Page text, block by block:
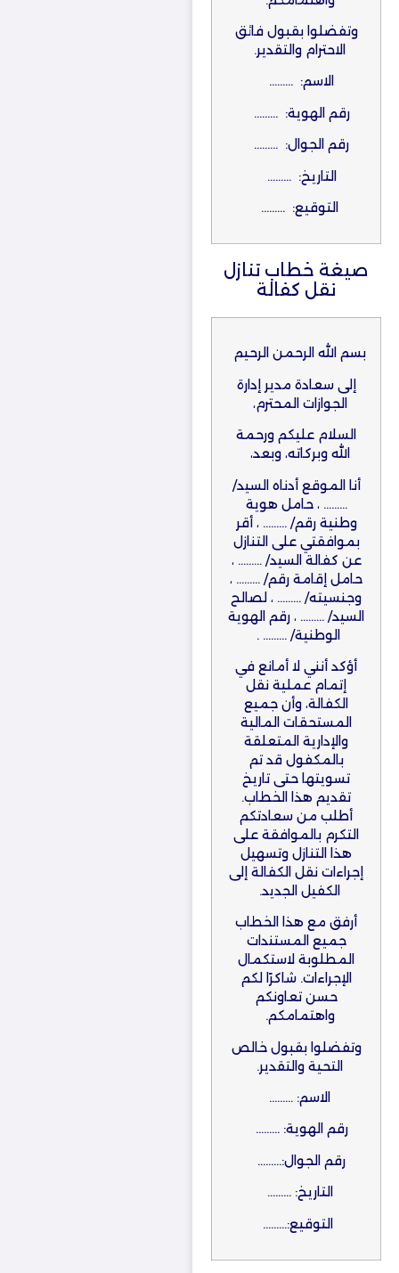
وتفضلوا بقبول فائق
الاحترام والتقدير.
الاسم: ………
رقم الهوية: ………
رقم الجوال: ………
التاريخ: ………
التوقيع: ………
صيغة خطاب تنازل
نقل كفالة
بسم الله الرحمن الرحيم
إلى سعادة مدير إدارة
الجوازات المحترم،
السلام عليكم ورحمة
الله وبركاته، وبعد،
أنا الموقع أدناه السيد/
……… ، حامل هوية
وطنية رقم/ ……… ، أقر
بموافقتي على التنازل
عن كفالة السيد/ ……… ،
حامل إقامة رقم/ ……… ،
وجنسيته/ ……… ، لصالح
السيد/ ……… ، رقم الهوية
الوطنية/ ……… .
أؤكد أنني لا أمانع في
إتمام عملية نقل
الكفالة، وأن جميع
المستحقات المالية
والإدارية المتعلقة
بالمكفول قد تم
تسويتها حتى تاريخ
تقديم هذا الخطاب.
أطلب من سعادتكم
التكرم بالموافقة على
هذا التنازل وتسهيل
إجراءات نقل الكفالة إلى
الكفيل الجديد.
أرفق مع هذا الخطاب
جميع المستندات
المطلوبة لاستكمال
الإجراءات. شاكرًا لكم
حسن تعاونكم
واهتمامكم.
وتفضلوا بقبول خالص
التحية والتقدير.
الاسم: ………
رقم الهوية: ………
رقم الجوال:………
التاريخ: ………
التوقيع:………